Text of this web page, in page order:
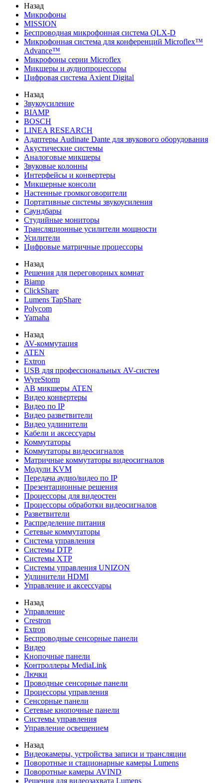
Назад
Микрофоны
MISSION
Беспроводная микрофонная система QLX-D
Микрофонная система для конференций Microflex™
Advance™
Микрофоны серии Microflex
Микшеры и аудиопроцессоры
Цифровая система Axient Digital
Назад
Звукоусиление
BIAMP
BOSCH
LINEA RESEARCH
Адаптеры Audinate Dante для звукового оборудования
Акустические системы
Аналоговые микшеры
Звуковые колонны
Интерфейсы и конвертеры
Микшерные консоли
Настенные громкоговорители
Портативные системы звукоусиления
Саундбары
Студийные мониторы
Трансляционные усилители мощности
Усилители
Цифровые матричные процессоры
Назад
Решения для переговорных комнат
Biamp
ClickShare
Lumens TapShare
Polycom
Yamaha
Назад
AV-коммутация
ATEN
Extron
USB для профессиональных AV-систем
WyreStorm
АВ микшеры ATEN
Видео конвертеры
Видео по IP
Видео разветвители
Видео удлинители
Кабели и аксессуары
Коммутаторы
Коммутаторы видеосигналов
Матричные коммутаторы видеосигналов
Модули KVM
Передача аудио/видео по IP
Презентационные решения
Процессоры для видеостен
Процессоры обработки видеосигналов
Разветвители
Распределение питания
Сетевые коммутаторы
Система управления
Системы DTP
Системы XTP
Системы управления UNIZON
Удлинители HDMI
Управление и аксессуары
Назад
Управление
Crestron
Extron
Беспроводные сенсорные панели
Видео
Кнопочные панели
Контроллеры MediaLink
Лючки
Проводные сенсорные панели
Процессоры управления
Сенсорные панели
Сетевые кнопочные панели
Системы управления
Управление освещением
Назад
Видеокамеры, устройства записи и трансляции
Поворотные и стационарные камеры Lumens
Поворотные камеры AVIND
Решения для видеозахвата Lumens